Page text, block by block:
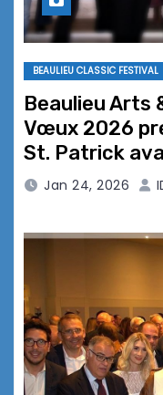
BEAULIEU CLASSIC FESTIVAL
Beaulieu Arts
Vœux 2026
St. Patrick
Jan 24, 2026